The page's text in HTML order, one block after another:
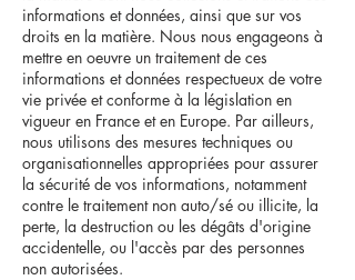
informations et données, ainsi que sur vos
droits en la matière. Nous nous engageons à
mettre en oeuvre un traitement de ces
informations et données respectueux de votre
vie privée et conforme à la législation en
vigueur en France et en Europe. Par ailleurs,
nous utilisons des mesures techniques ou
organisationnelles appropriées pour assurer
la sécurité de vos informations, notamment
contre le traitement non auto/sé ou illicite, la
perte, la destruction ou les dégâts d'origine
accidentelle, ou l'accès par des personnes
non autorisées.